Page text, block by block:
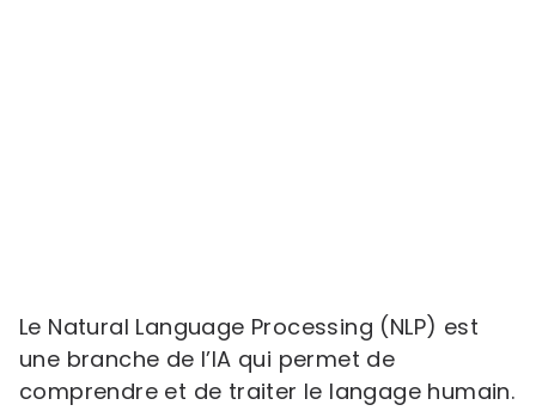
Le Natural Language Processing (NLP) est
une branche de l’IA qui permet de
comprendre et de traiter le langage humain.